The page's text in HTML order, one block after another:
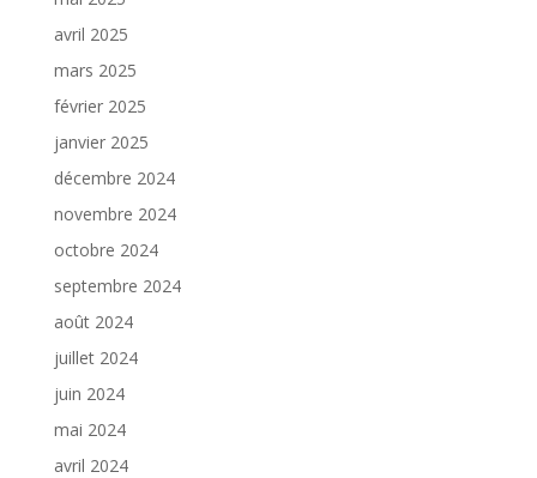
avril 2025
mars 2025
février 2025
janvier 2025
décembre 2024
novembre 2024
octobre 2024
septembre 2024
août 2024
juillet 2024
juin 2024
mai 2024
avril 2024